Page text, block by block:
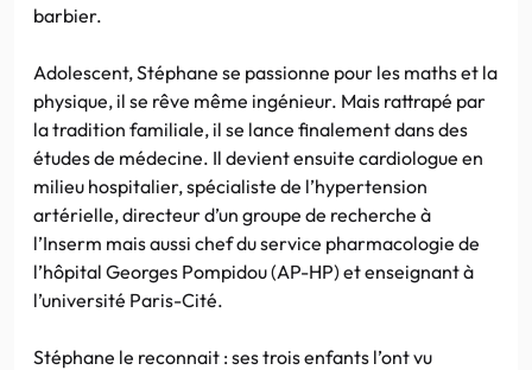
barbier.
Adolescent, Stéphane se passionne pour les maths et la
physique, il se rêve même ingénieur. Mais rattrapé par
la tradition familiale, il se lance finalement dans des
études de médecine. Il devient ensuite cardiologue en
milieu hospitalier, spécialiste de l’hypertension
artérielle, directeur d’un groupe de recherche à
l’Inserm mais aussi chef du service pharmacologie de
l’hôpital Georges Pompidou (AP-HP) et enseignant à
l’université Paris-Cité.
Stéphane le reconnait : ses trois enfants l’ont vu